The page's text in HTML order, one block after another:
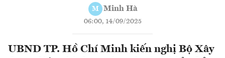
M Minh Hà
06:00, 14/09/2025
UBND TP. Hồ Chí Minh kiến nghị Bộ Xây